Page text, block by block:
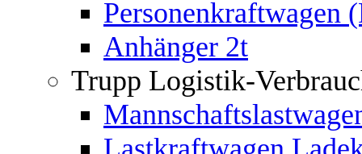
Personenkraftwagen
Anhänger 2t
Trupp Logistik-